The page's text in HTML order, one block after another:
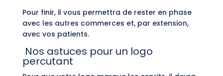
Pour finir, il vous permettra de rester en phase
avec les autres commerces et, par extension,
avec vos patients.
Nos astuces pour un logo
percutant